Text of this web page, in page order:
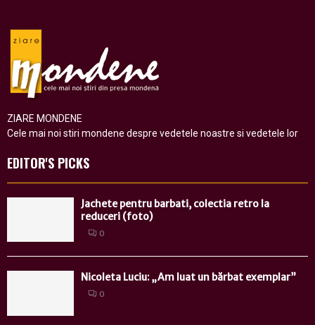
ZIARE MONDENE
Cele mai noi stiri mondene despre vedetele noastre si vedetele lor
EDITOR'S PICKS
Jachete pentru barbati, colectia retro la
reduceri (foto)
0
Nicoleta Luciu: „Am luat un bărbat exemplar”
0